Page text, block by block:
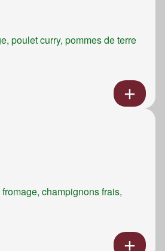
poulet curry, pommes de terre
champignons frais,